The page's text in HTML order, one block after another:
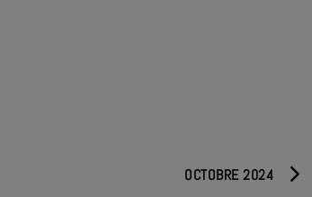
OCTOBRE 2024